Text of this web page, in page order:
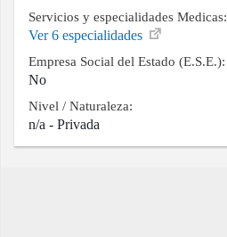
Contacto
Servicios y especialidades Medicas:
Ver 6 especialidades
Empresa Social del Estado (E.S.E.):
No
Nivel / Naturaleza:
n/a - Privada